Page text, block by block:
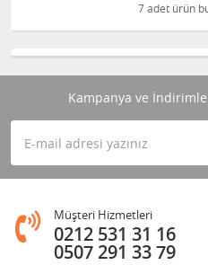
7 adet ürün
Kampanya ve
Müşteri Hizmetleri
0212 531 31 16
0507 291 33 79